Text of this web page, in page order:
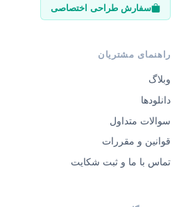
سفارش طراحی اختصاصی
راهنمای مشتریان
وبلاگ
دانلودها
سوالات متداول
قوانین و مقررات
تماس با ما و ثبت شکایت